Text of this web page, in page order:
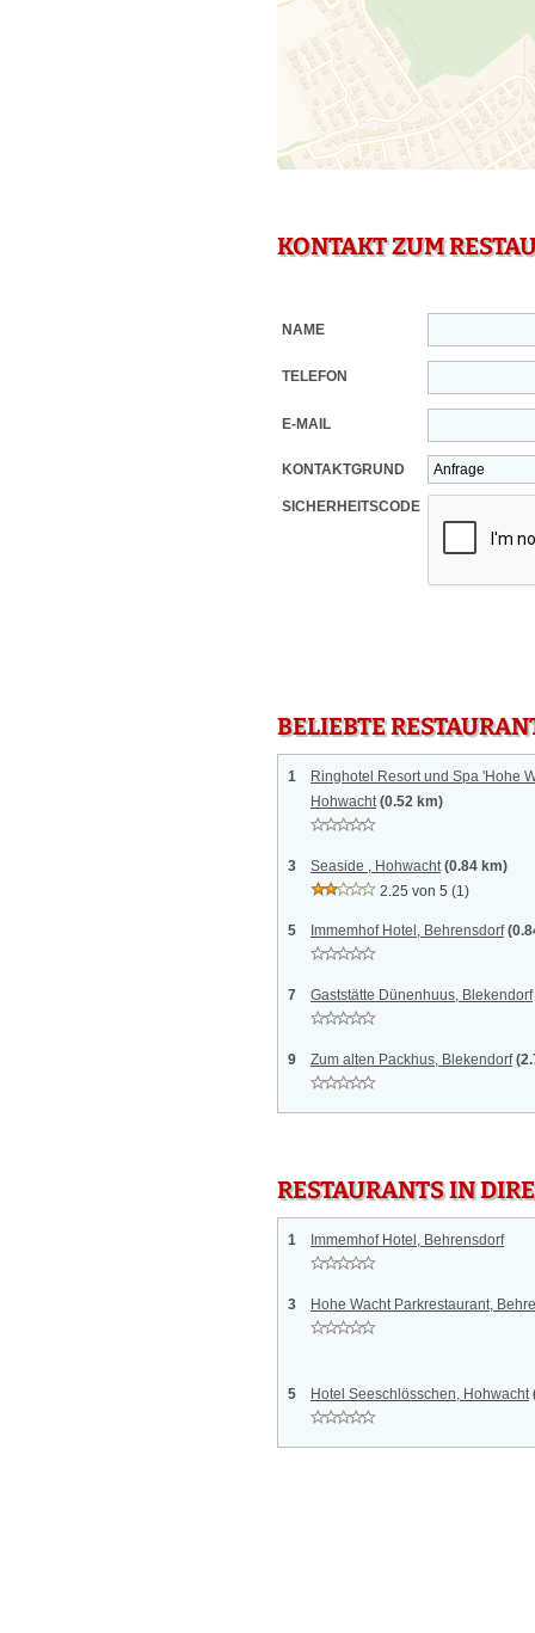
KONTAKT ZUM
NAME
TELEFON
E-MAIL
KONTAKTGRUND
SICHERHEITSCODE
BELIEBTE
1
Ringhotel Resort und Spa 'Hohe
Hohwacht (0.52 km)
3 Seaside , Hohwacht (0.84 km)
2.25 von 5 (1)
5 Immemhof Hotel, Behrensdorf
7 Gaststätte Dünenhuus, Blekendorf
9 Zum alten Packhus, Blekendorf
RESTAURANTS IN
1 Immemhof Hotel, Behrensdorf
3 Hohe Wacht Parkrestaurant,
5 Hotel Seeschlösschen, Hohwacht